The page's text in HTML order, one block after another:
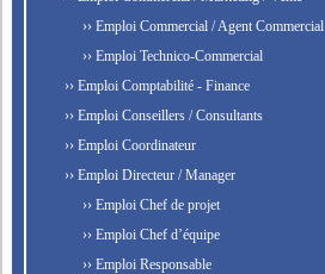
›› Emploi Commercial / Agent Commercial
›› Emploi Technico-Commercial
›› Emploi Comptabilité - Finance
›› Emploi Conseillers / Consultants
›› Emploi Coordinateur
›› Emploi Directeur / Manager
›› Emploi Chef de projet
›› Emploi Chef d’équipe
›› Emploi Responsable